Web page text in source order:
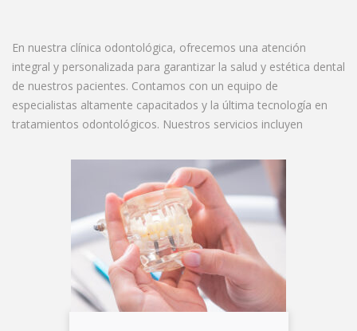
En nuestra clínica odontológica, ofrecemos una atención
integral y personalizada para garantizar la salud y estética dental
de nuestros pacientes. Contamos con un equipo de
especialistas altamente capacitados y la última tecnología en
tratamientos odontológicos. Nuestros servicios incluyen